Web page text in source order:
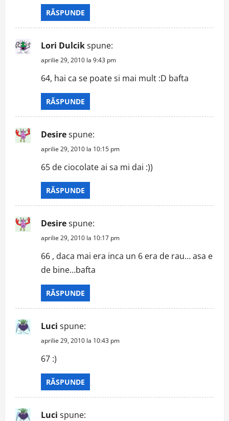
RĂSPUNDE
Lori Dulcikspune:
aprilie 29, 2010 la 9:43 pm
64, hai ca se poate si mai mult :D bafta
RĂSPUNDE
Desirespune:
aprilie 29, 2010 la 10:15 pm
65 de ciocolate ai sa mi dai :))
RĂSPUNDE
Desirespune:
aprilie 29, 2010 la 10:17 pm
66 , daca mai era inca un 6 era de rau… asa e
de bine…bafta
RĂSPUNDE
Luci spune:
aprilie 29, 2010 la 10:43 pm
67 :)
RĂSPUNDE
Luci spune: